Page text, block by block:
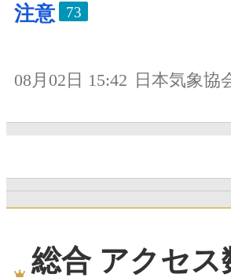
注意
73
08月02日 15:42 日本気象協
総合 アクセス